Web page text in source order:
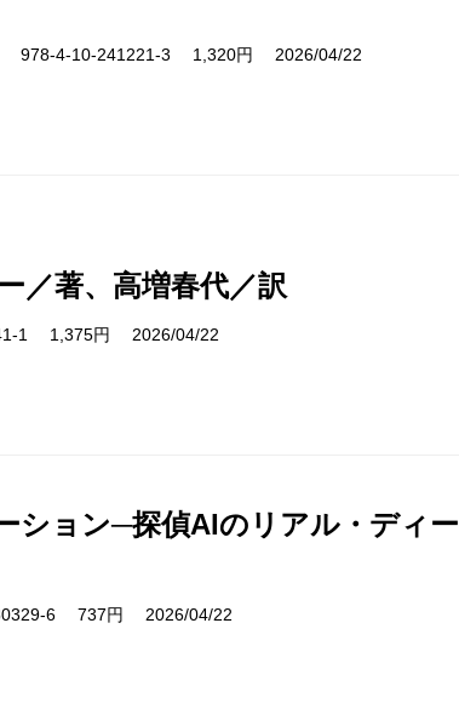
978-4-10-241221-3 1,320円 2026/04/22
／著、高増春代／訳
1 1,375円 2026/04/22
ション─探偵AIのリアル・ディ
6 737円 2026/04/22